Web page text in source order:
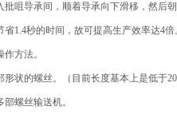
导承间，顺着导承向下滑移，然后朝
1.4秒的时间，故可提高生产效率达4倍
方法。
状的螺丝。（目前长度基本上是低于
螺丝输送机。